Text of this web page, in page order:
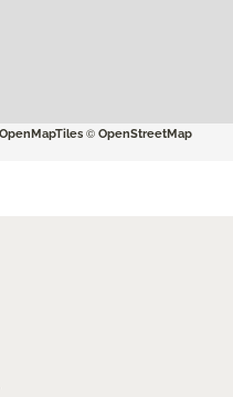
OpenMapTiles © OpenStreetMap